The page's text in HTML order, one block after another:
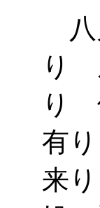
八
り
り
有
来